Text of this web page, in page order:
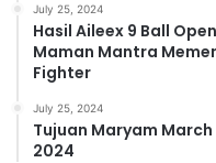
July 25, 2024
Hasil Aileex 9 Ball
Maman Mantra
Fighter
July 25, 2024
Tujuan Maryam
2024